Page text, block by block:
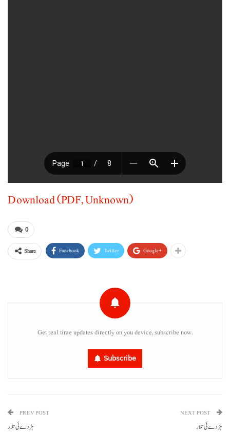
Download (PDF, Unknown)
0
Share Facebook Twitter Google+
Get real time updates directly on you device, subscribe now.
Subscribe
PREV POST
ہڑدے ئی تلار
NEXT POST
ہڑدے ئی تلار